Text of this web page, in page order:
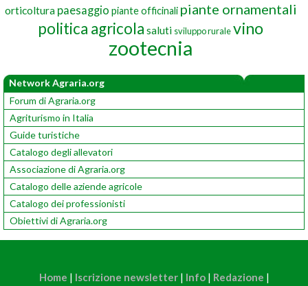
orticoltura paesaggio piante officinali piante ornamentali
politica agricola saluti sviluppo ruralevino
zootecnia
Network Agraria.org
Forum di Agraria.org
Agriturismo in Italia
Guide turistiche
Catalogo degli allevatori
Associazione di Agraria.org
Catalogo delle aziende agricole
Catalogo dei professionisti
Obiettivi di Agraria.org
Home | Iscrizione newsletter| Info| Redazione |